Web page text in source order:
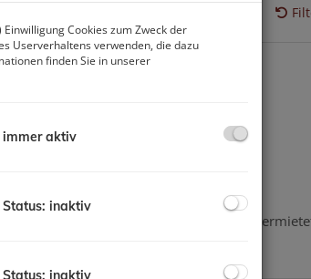
Ausblick
Erfolgreich
Cookies zum Zweck der
Userverhaltens verwenden, die dazu
finden Sie in unserer
immer aktiv
Status: inaktiv
Status: inaktiv